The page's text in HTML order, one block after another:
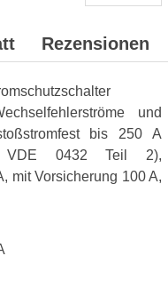
Rezensionen
und
bis 250 A
VDE 0432 Teil 2),
mit Vorsicherung 100 A,